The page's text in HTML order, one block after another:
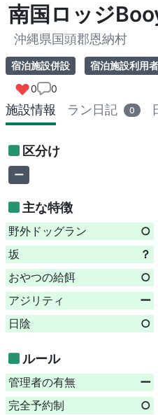
南国ロッジ
沖縄県国頭郡恩納村
宿泊施設併設 宿泊施設利用
0
0
施設情報 ラン日記 0
区分け
ー
主な特徴
野外ドッグラン ○
坂
？
おやつの給餌
○
アジリティ
ー
日陰
○
ルール
管理者の有無 ー
完全予約制
○